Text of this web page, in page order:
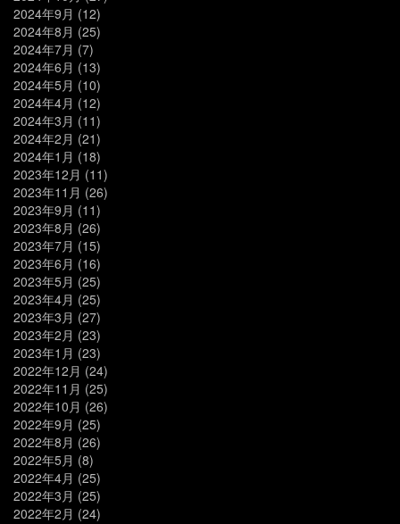
2024年9月 (12)
2024年8月 (25)
2024年7月 (7)
2024年6月 (13)
2024年5月 (10)
2024年4月 (12)
2024年3月 (11)
2024年2月 (21)
2024年1月 (18)
2023年12月 (11)
2023年11月 (26)
2023年9月 (11)
2023年8月 (26)
2023年7月 (15)
2023年6月 (16)
2023年5月 (25)
2023年4月 (25)
2023年3月 (27)
2023年2月 (23)
2023年1月 (23)
2022年12月 (24)
2022年11月 (25)
2022年10月 (26)
2022年9月 (25)
2022年8月 (26)
2022年5月 (8)
2022年4月 (25)
2022年3月 (25)
2022年2月 (24)